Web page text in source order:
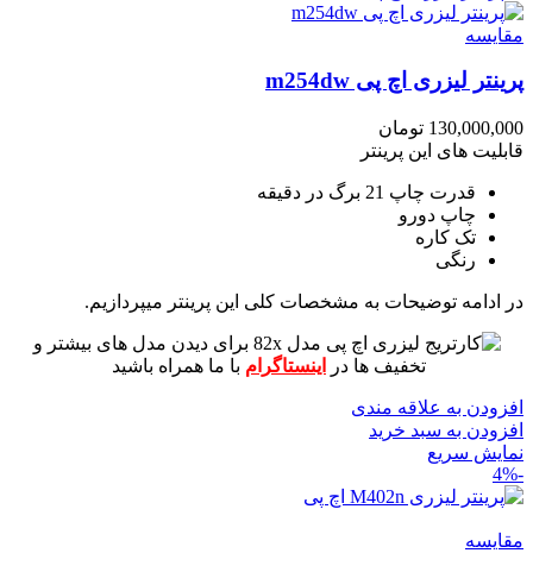
مقايسه
پرینتر لیزری اچ پی m254dw
130,000,000 تومان
قابلیت های این پرینتر
قدرت چاپ 21 برگ در دقیقه
چاپ دورو
تک کاره
رنگی
در ادامه توضیحات به مشخصات کلی این پرینتر میپردازیم.
برای دیدن مدل های بیشتر و
تخفیف ها در
اینستاگرام با ما همراه باشید
افزودن به علاقه مندی
افزودن به سبد خرید
نمایش سریع
-4%
مقايسه